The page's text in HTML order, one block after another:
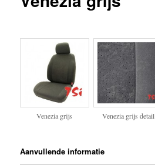
Venezia grijs Venezia grijs detail
Aanvullende informatie